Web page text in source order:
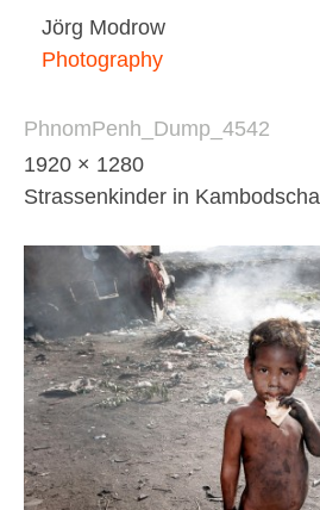
Jörg Modrow
Photography
PhnomPenh_Dump_4542
1920 × 1280
Strassenkinder in Kambodscha